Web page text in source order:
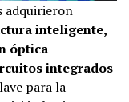
adquirieron
inteligente,
óptica
integrados
para la